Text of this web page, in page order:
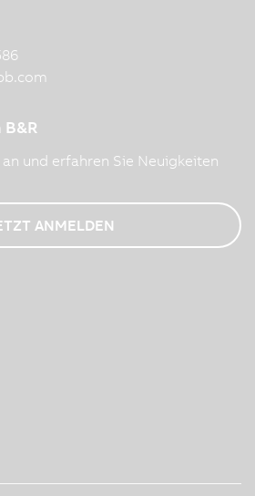
und erfahren Sie Neuigkeiten
ANMELDEN